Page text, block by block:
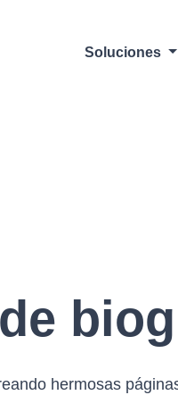
Soluciones
hermosas